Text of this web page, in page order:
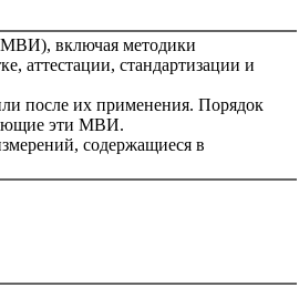
МВИ), включая методики
аттестации, стандартизации и
после их применения. Порядок
эти МВИ.
содержащиеся в